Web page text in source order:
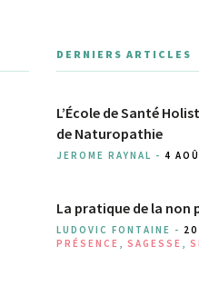
DERNIERS ARTICLES
L’École de Santé
de Naturopathie
JEROME RAYNAL - 4
La pratique de la non
LUDOVIC FONTAINE -
PRÉSENCE ,SAGESSE ,